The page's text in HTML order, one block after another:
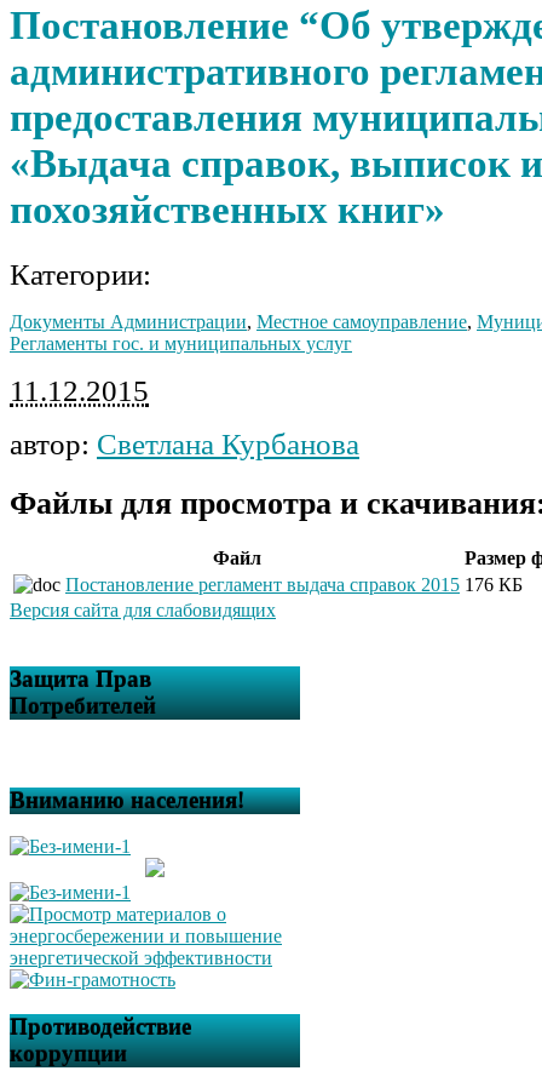
Постановление “Об
административного
предоставления
«Выдача справок, выписок
похозяйственных книг»
Категории:
Документы Администрации, Местное самоуправление,
Регламенты гос. и муниципальных услуг
11.12.2015
автор: Светлана Курбанова
Файлы для просмотра и
Файл
Размер
Постановление регламент выдача справок 2015 176 КБ
Версия сайта для слабовидящих
Защита Прав
Потребителей
Вниманию населения!
Противодействие
коррупции